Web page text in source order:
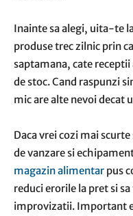
Inainte sa alegi, uita-te
produse trec zilnic prin
saptamana, cate
de stoc. Cand raspunzi
mic are alte nevoi decat
Daca vrei cozi mai
de vanzare si
magazin alimentar pus
reduci erorile la pret si
improvizatii. Important